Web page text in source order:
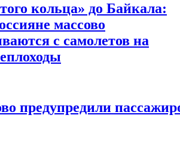
кольца» до Байкала:
массово
с самолетов на
предупредили